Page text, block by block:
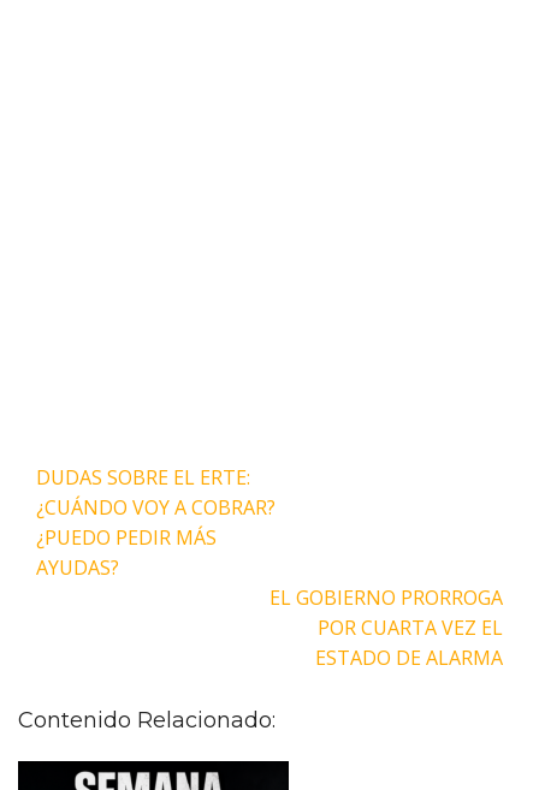
Navegación
de
entradas
DUDAS SOBRE EL ERTE:
¿CUÁNDO VOY A COBRAR?
¿PUEDO PEDIR MÁS
AYUDAS?
EL GOBIERNO PRORROGA
POR CUARTA VEZ EL
ESTADO DE ALARMA
Contenido Relacionado: